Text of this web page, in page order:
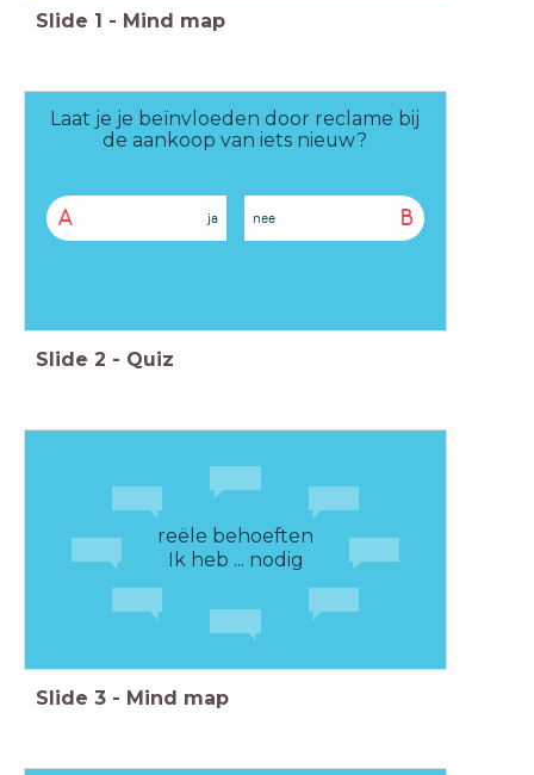
Slide 1 - Mind map
Laat je je beïnvloeden door reclame bij
de aankoop van iets nieuw?
A ja B
nee
Slide 2 - Quiz
reële behoeften
Ik heb ... nodig
Slide 3 - Mind map